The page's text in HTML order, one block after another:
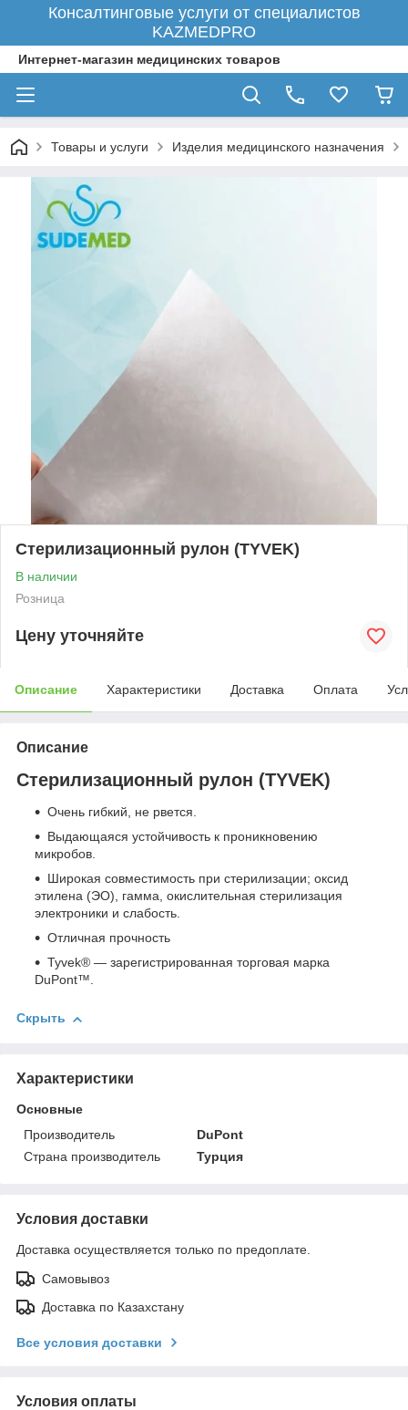
Консалтинговые услуги от специалистов
KAZMEDPRO
Интернет-магазин медицинских товаров
Товары и услуги Изделия медицинского назначения
Стерилизационный рулон (TYVEK)
В наличии
Розница
Цену уточняйте
Описание Характеристики Доставка Оплата
Описание
Стерилизационный рулон (TYVEK)
Очень гибкий, не рвется.
Выдающаяся устойчивость к проникновению
микробов.
Широкая совместимость при стерилизации; оксид
этилена (ЭО), гамма, окислительная стерилизация
электроники и слабость.
Отличная прочность
Tyvek® — зарегистрированная торговая марка
DuPont™.
Скрыть
Характеристики
Основные
Производитель
DuPont
Страна производитель
Турция
Условия доставки
Доставка осуществляется только по предоплате.
Самовывоз
Доставка по Казахстану
Все условия доставки
Условия оплаты